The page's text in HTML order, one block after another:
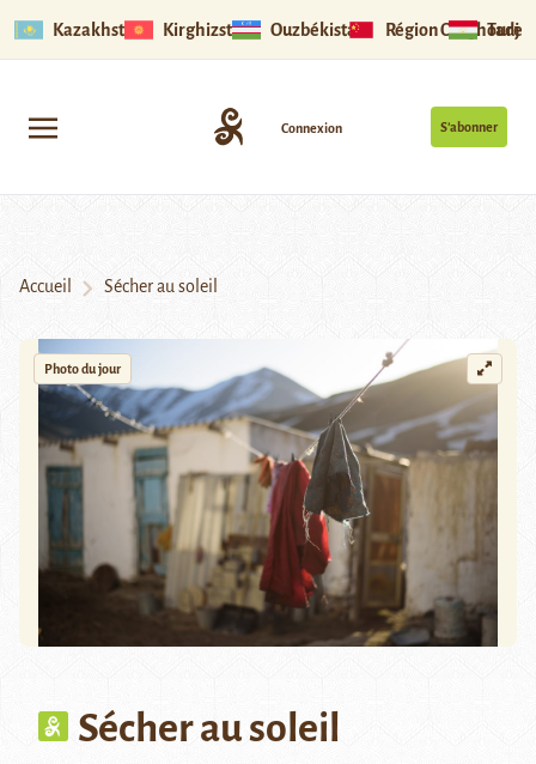
Kazakhstan Kirghizstan Ouzbékistan Région Ouïghoure
S’abonner
Connexion
Accueil Sécher au soleil
Photo du jour
Sécher au soleil